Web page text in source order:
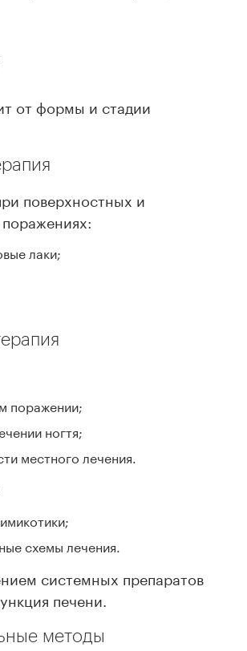
от формы и стадии
поверхностных и
лаки;
поражении;
ногтя;
местного лечения.
схемы лечения.
системных препаратов
печени.
методы